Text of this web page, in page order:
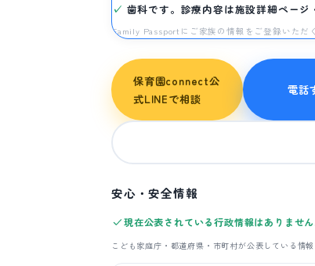
歯科です。診療内容は施設詳細ページ
Family Passportにご家族の情報をご登録いただ
保育園connect公
式LINEで相談
電話
安心・安全情報
現在公表されている行政情報はありません
こども家庭庁・都道府県・市町村が公表している情